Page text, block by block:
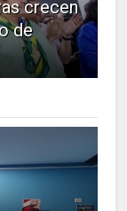
crecen
de